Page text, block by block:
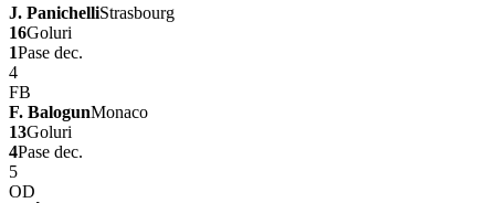
J. PanichelliStrasbourg
16Goluri
1Pase dec.
4
FB
F. BalogunMonaco
13Goluri
4Pase dec.
5
OD